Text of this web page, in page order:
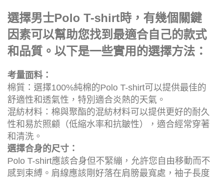
選擇男士Polo T-shirt時，有幾個關鍵
因素可以幫助您找到最適合自己的款式
和品質。以下是一些實用的選擇方法：
考量面料：
棉質：選擇100%純棉的Polo T-shirt可以提供最佳的
舒適性和透氣性，特別適合炎熱的天氣。
混紡材料：棉與聚酯的混紡材料可以提供更好的耐久
性和易於照顧（低縮水率和抗皺性），適合經常穿著
和清洗。
選擇合身的尺寸：
Polo T-shirt應該合身但不緊繃，允許您自由移動而不
感到束縛。肩線應該剛好落在肩膀最寬處，袖子長度